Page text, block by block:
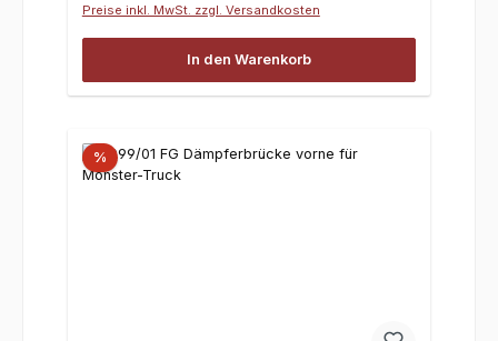
Preise inkl. MwSt. zzgl. Versandkosten
In den Warenkorb
%